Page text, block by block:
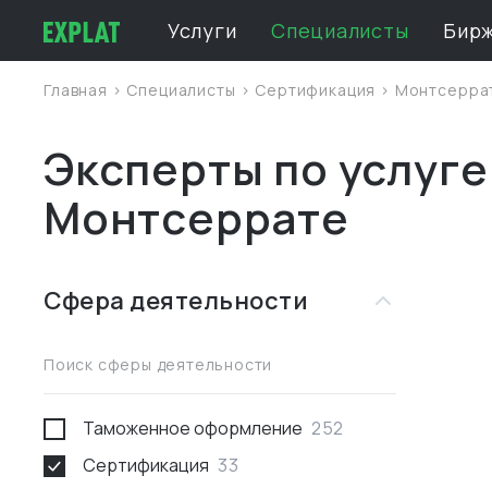
Услуги Специалисты
Главная > Специалисты > Сертификация >
Эксперты по
Монтсеррате
Сфера деятельности
Поиск сферы деятельности
Таможенное оформление 252
Сертификация 33